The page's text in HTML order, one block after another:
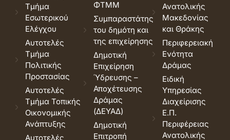
Τμήμα
Εσωτερικού
Ελέγχου
Αυτοτελές
Τμήμα
Πολιτικής
Προστασίας
Αυτοτελές
Τμήμα Τοπικής
Οικονομικής
Ανάπτυξης
Αυτοτελές
ΦΤΜΜ
Συμπαραστάτης
του δημότη και
της επιχείρησης
Δημοτική
Επιχείρηση
Ύδρευσης –
Αποχέτευσης
Δράμας
(ΔΕΥΑΔ)
Δημοτική
Επιτροπή
Ανατολικής
Μακεδονίας
και Θράκης
Περιφερειακή
Ενότητα
Δράμας
Ειδική
Υπηρεσίας
Διαχείρισης
Ε.Π.
Περιφέρειας
Ανατολικής